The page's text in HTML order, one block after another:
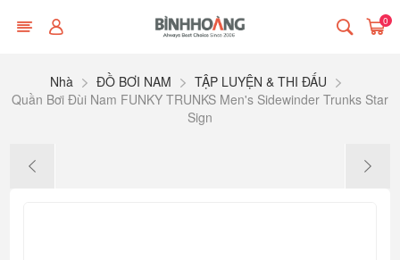
0
Nhà ĐỒ BƠI NAM
TẬP LUYỆN & THI ĐẤU
Quần Bơi Đùi Nam FUNKY TRUNKS Men's Sidewinder Trunks Star
Sign